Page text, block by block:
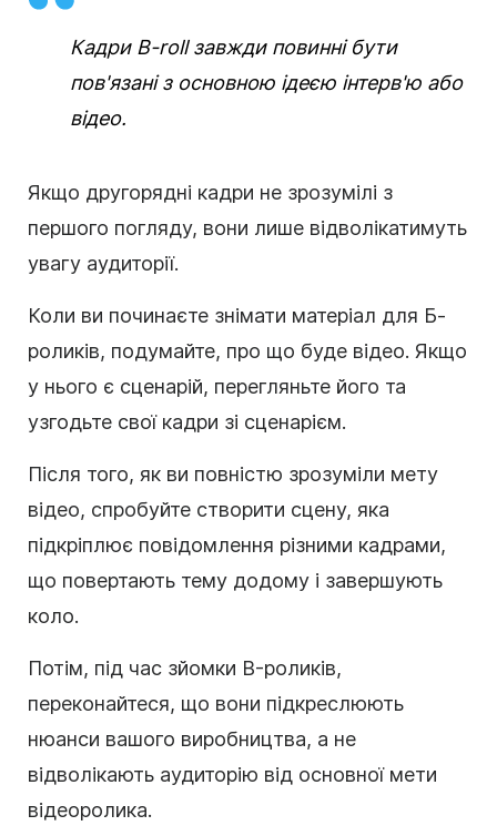
Кадри B-roll завжди повинні бути
пов'язані з основною ідеєю інтерв'ю або
відео.
Якщо другорядні кадри не зрозумілі з
першого погляду, вони лише відволікатимуть
увагу аудиторії.
Коли ви починаєте знімати матеріал для Б-
роликів, подумайте, про що буде відео. Якщо
у нього є сценарій, перегляньте його та
узгодьте свої кадри зі сценарієм.
Після того, як ви повністю зрозуміли мету
відео, спробуйте створити сцену, яка
підкріплює повідомлення різними кадрами,
що повертають тему додому і завершують
коло.
Потім, під час зйомки B-роликів,
переконайтеся, що вони підкреслюють
нюанси вашого виробництва, а не
відволікають аудиторію від основної мети
відеоролика.